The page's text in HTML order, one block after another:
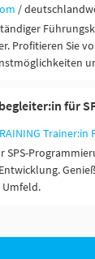
/
Profitieren Sie
für
SPS-